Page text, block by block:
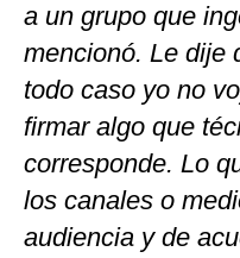
a un grupo que
mencionó. Le dije
todo caso yo no
firmar algo que
corresponde. Lo
los canales o
audiencia y de